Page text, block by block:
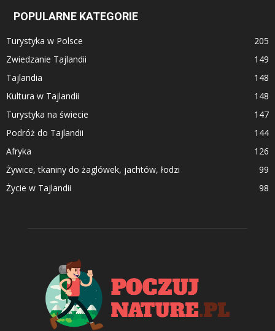
POPULARNE KATEGORIE
Turystyka w Polsce
205
Zwiedzanie Tajlandii
149
Tajlandia
148
Kultura w Tajlandii
148
Turystyka na świecie
147
Podróż do Tajlandii
144
Afryka
126
Żywice, tkaniny do żaglówek, jachtów, łodzi
99
Życie w Tajlandii
98